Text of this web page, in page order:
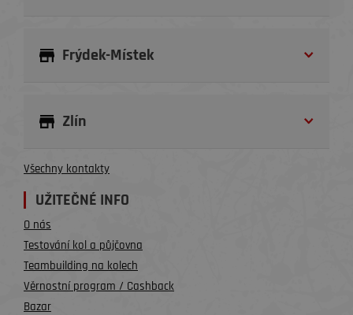
Frýdek-Místek
Zlín
Všechny kontakty
UŽITEČNÉ INFO
O nás
Testování kol a půjčovna
Teambuilding na kolech
Věrnostní program / Cashback
Bazar